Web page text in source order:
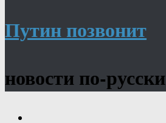
Путин позвонит
новости по-русски